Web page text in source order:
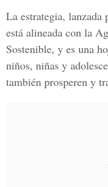
La estrategia, lanzada
está alineada con la
Sostenible, y es una
niños, niñas y
también prosperen y